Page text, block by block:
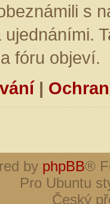
s
fóru objeví.
|
by phpBB®
Pro Ubuntu
Český